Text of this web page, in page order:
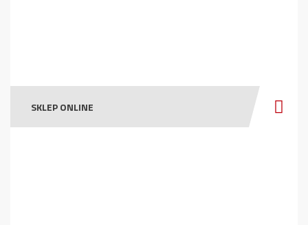
SKLEP ONLINE